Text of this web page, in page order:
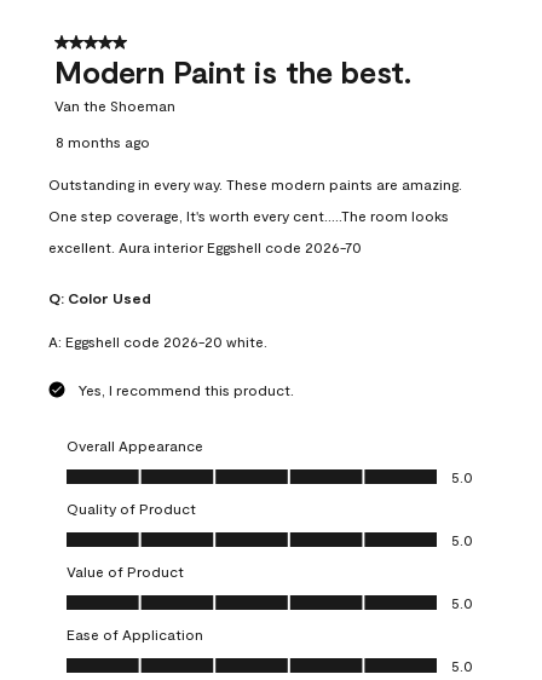
5 out of 5 stars.
Modern Paint is the best.
Van the Shoeman
8 months ago
Outstanding in every way. These modern paints are amazing.
One step coverage, It's worth every cent.....The room looks
excellent. Aura interior Eggshell code 2026-70
Q: Color Used
A: Eggshell code 2026-20 white.
Yes, I recommend this product.
Overall Appearance
Overall Appearance, 5.0 out of 5
5.0
Quality of Product
Quality of Product, 5.0 out of 5
5.0
Value of Product
Value of Product, 5.0 out of 5
5.0
Ease of Application
Ease of Application, 5.0 out of 5
5.0